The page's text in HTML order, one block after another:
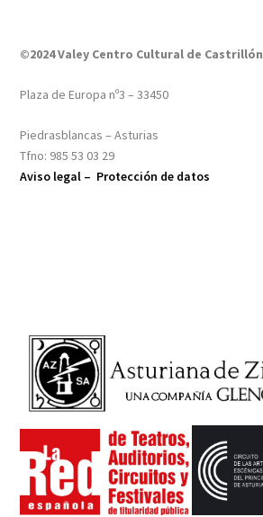
©2024 Valey Centro Cultural de Castrillón
Plaza de Europa nº3 – 33450
Piedrasblancas – Asturias
Tfno: 985 53 03 29
Aviso legal – Protección de datos